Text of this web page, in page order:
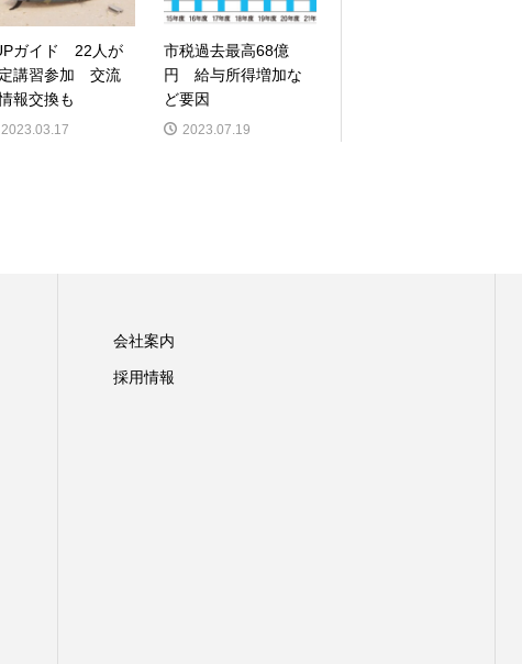
ガイド 22人が
講習参加 交流
報交換も
2023.03.17
市税過去最高68億
円 給与所得増加な
ど要因
2023.07.19
会社案内
採用情報